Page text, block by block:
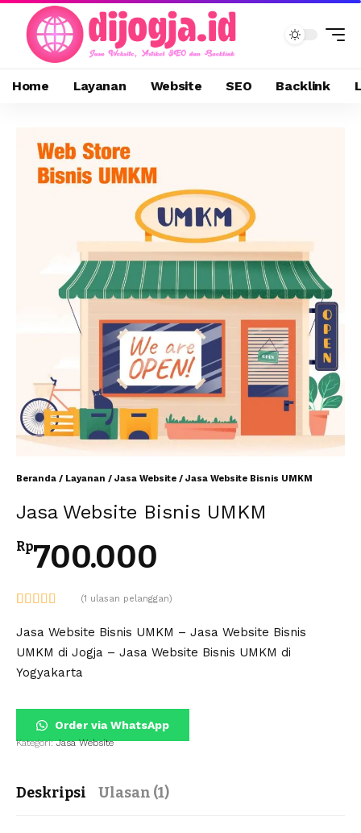
Home Layanan Website SEO Backlink
Beranda / Layanan / Jasa Website / Jasa Website Bisnis UMKM
Jasa Website Bisnis UMKM
Rp700.000
5.00dari 5
penilaian
pelanggan
(1 ulasan pelanggan)
Jasa Website Bisnis UMKM – Jasa Website Bisnis
UMKM di Jogja – Jasa Website Bisnis UMKM di
Yogyakarta
Order via WhatsApp
Kategori:Jasa Website
Deskripsi Ulasan (1)